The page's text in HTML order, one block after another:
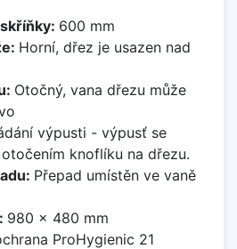
600 mm
Horní, dřez je usazen nad
Otočný, vana dřezu může
výpusti - výpusť se
knoflíku na dřezu.
Přepad umístěn ve vaně
980 x 480 mm
ProHygienic 21